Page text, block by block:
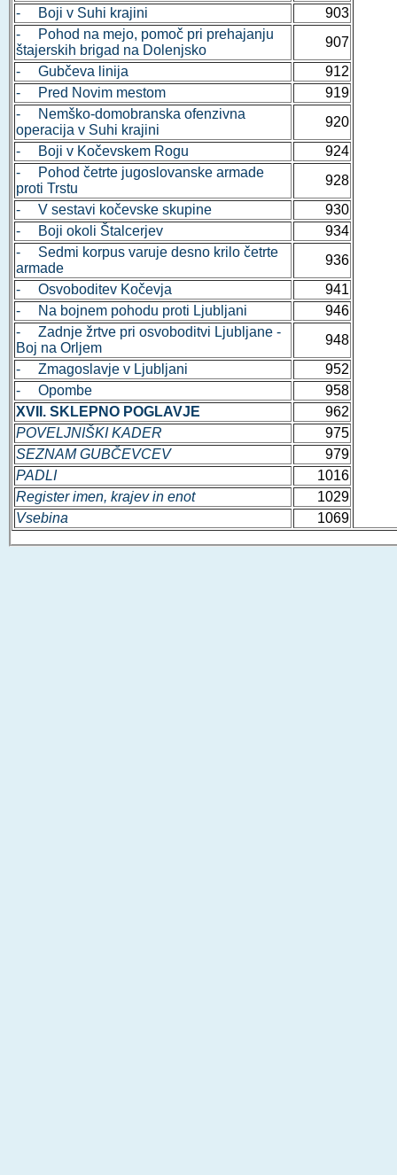
- Boji v Suhi krajini
903
- Pohod na mejo, pomoč pri prehajanju
štajerskih brigad na Dolenjsko
907
- Gubčeva linija
912
- Pred Novim mestom
919
- Nemško-domobranska ofenzivna
operacija v Suhi krajini
920
- Boji v Kočevskem Rogu
924
- Pohod četrte jugoslovanske armade
proti Trstu
928
- V sestavi kočevske skupine
930
- Boji okoli Štalcerjev
934
- Sedmi korpus varuje desno krilo četrte
armade
936
- Osvoboditev Kočevja
941
- Na bojnem pohodu proti Ljubljani
946
- Zadnje žrtve pri osvoboditvi Ljubljane -
Boj na Orljem
948
- Zmagoslavje v Ljubljani
952
- Opombe
958
XVII. SKLEPNO POGLAVJE
962
POVELJNIŠKI KADER
975
SEZNAM GUBČEVCEV
979
PADLI
1016
Register imen, krajev in enot
1029
Vsebina
1069